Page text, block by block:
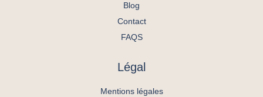
Blog
Contact
FAQS
Légal
Mentions légales